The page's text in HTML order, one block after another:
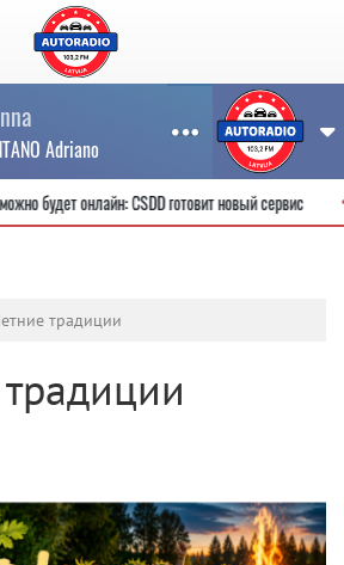
Adriano
будет онлайн: CSDD готовит новый сервис
традиции